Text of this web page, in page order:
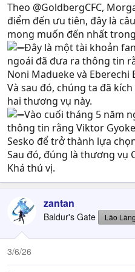
Theo @GoldbergCFC,
điểm đến ưu tiên, đây là
mong muốn đến nhất
Đây là một tài khoản
ngoái đã đưa ra thông tin
Noni Madueke và Eberechi
Và sau đó, chúng ta đã
hai thương vụ này.
Vào cuối tháng 5 năm
thông tin rằng Viktor
Sesko để trở thành lựa
Sau đó, đúng là thương vụ
Khá thú vị.
zantan
Baldur's Gate Lão
3/6/26